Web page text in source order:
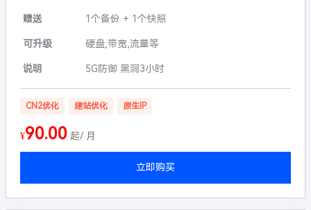
赠送 1个备份 + 1个快照
可升级 硬盘,带宽,流量等
说明 5G防御 黑洞3小时
CN2优化 建站优化 原生IP
¥90.00 起/ 月
立即购买